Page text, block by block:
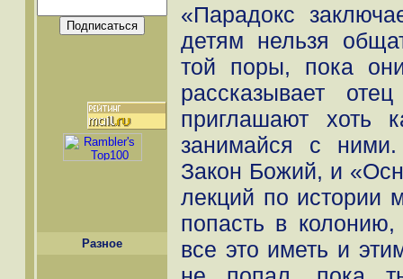
Разное
«Парадокс
детям нельзя
той поры, пока
рассказывает
приглашают хоть
занимайся с
Закон Божий, и
лекций по истории
попасть в колонию,
все это иметь и